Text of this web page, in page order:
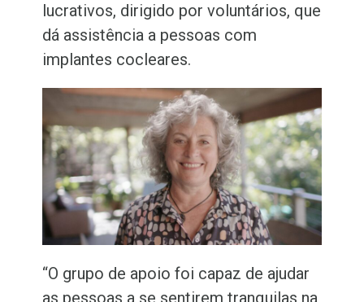
lucrativos, dirigido por voluntários, que
dá assistência a pessoas com
implantes cocleares.
“O grupo de apoio foi capaz de ajudar
as pessoas a se sentirem tranquilas na